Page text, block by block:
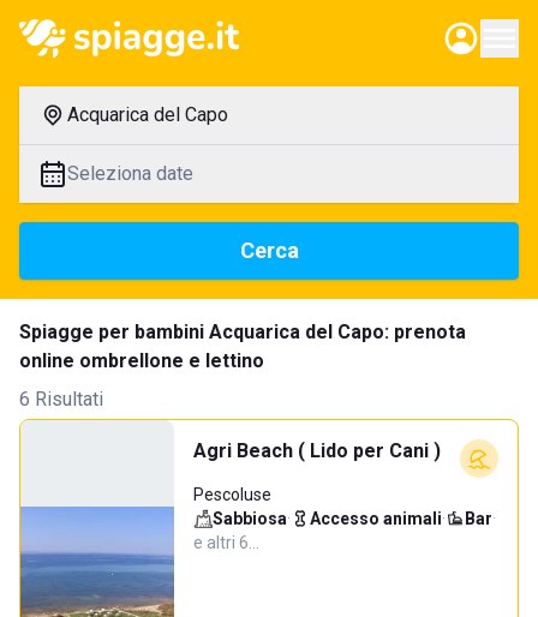
Acquarica del Capo
Seleziona date
Cerca
Spiagge per bambini Acquarica del Capo: prenota
online ombrellone e lettino
6 Risultati
Agri Beach ( Lido per Cani )
Pescoluse
Sabbiosa· Accesso animali· Bar·
e altri 6…